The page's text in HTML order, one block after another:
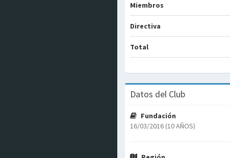
Miembros
Directiva
Total
Datos del Club
Fundación
16/03/2016 (10 AÑOS)